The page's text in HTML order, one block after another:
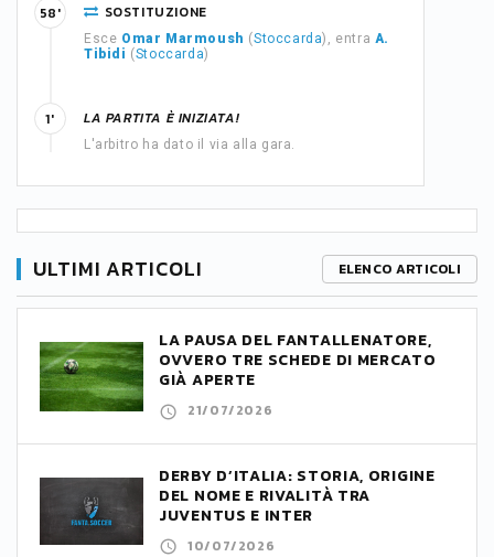
SOSTITUZIONE
Esce Omar Marmoush (Stoccarda), entra A.
Tibidi (Stoccarda)
58'
LA PARTITA È INIZIATA!
L'arbitro ha dato il via alla gara.
1'
ULTIMI ARTICOLI ELENCO ARTICOLI
LA PAUSA DEL FANTALLENATORE,
OVVERO TRE SCHEDE DI MERCATO
GIÀ APERTE
21/07/2026
DERBY D’ITALIA: STORIA, ORIGINE
DEL NOME E RIVALITÀ TRA
JUVENTUS E INTER
10/07/2026